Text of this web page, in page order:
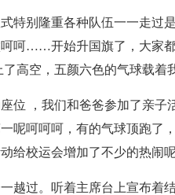
特别隆重各种队伍一一走过
呵……开始升国旗了，大家
高空，五颜六色的气球载着
位 ，我们和爸爸参加了亲
呢呵呵呵，有的气球顶跑了
给校运会增加了不少的热
越过。听着主席台上宣布